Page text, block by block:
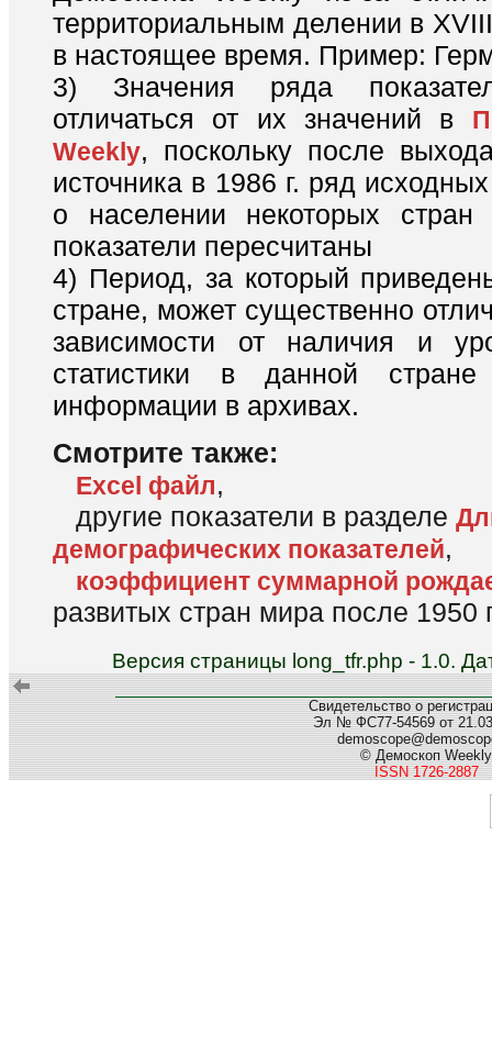
территориальным делении в
в настоящее время. Пример:
3) Значения ряда
отличаться от их значений в
Weekly, поскольку после
источника в 1986 г. ряд
о населении некоторых
показатели пересчитаны
4) Период, за который
стране, может существенно
зависимости от наличия и
статистики в данной
информации в архивах.
Смотрите также:
Excel файл,
другие показатели в разделе
демографических показателей,
коэффициент суммарной
развитых стран мира после 1950
Версия страницы long_tfr.php - 1.0.
Свидетельство о
Эл № ФС77-54569 от
© Демоскоп Weekly
ISSN 1726-2887